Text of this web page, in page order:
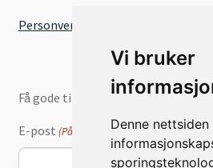
Vi bruker
Denne
Personvernserklæring
Få gode tilbud og nyheter på e-post
E-post (Påkrevd)